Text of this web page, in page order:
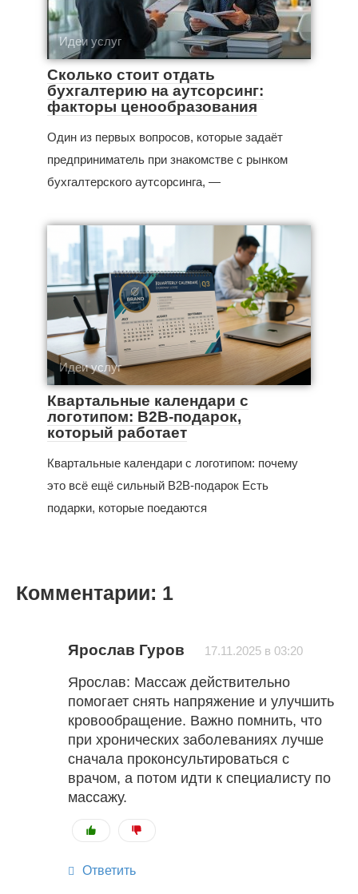
Идеи услуг
Сколько стоит отдать
бухгалтерию на аутсорсинг:
факторы ценообразования
Один из первых вопросов, которые задаёт
предприниматель при знакомстве с рынком
бухгалтерского аутсорсинга, —
Идеи услуг
Квартальные календари с
логотипом: B2B-подарок,
который работает
Квартальные календари с логотипом: почему
это всё ещё сильный B2B-подарок Есть
подарки, которые поедаются
Комментарии: 1
Ярослав Гуров 17.11.2025 в 03:20
Ярослав: Массаж действительно
помогает снять напряжение и улучшить
кровообращение. Важно помнить, что
при хронических заболеваниях лучше
сначала проконсультироваться с
врачом, а потом идти к специалисту по
массажу.
Ответить